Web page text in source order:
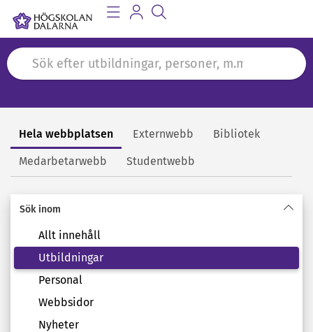
Sök
Hela webbplatsen Externwebb Bibliotek
Medarbetarwebb Studentwebb
Sök inom
Allt innehåll
Utbildningar
Personal
Webbsidor
Nyheter